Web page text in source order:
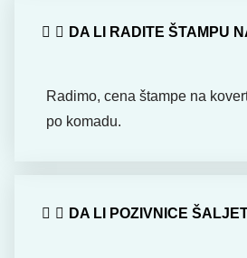
DA LI RADITE ŠTAMPU
Radimo, cena štampe na
po komadu.
DA LI POZIVNICE